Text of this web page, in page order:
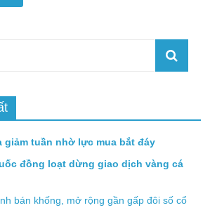
giảm tuần nhờ lực mua bắt đáy
đồng loạt dừng giao dịch vàng cá
bán khống, mở rộng gần gấp đôi số cổ